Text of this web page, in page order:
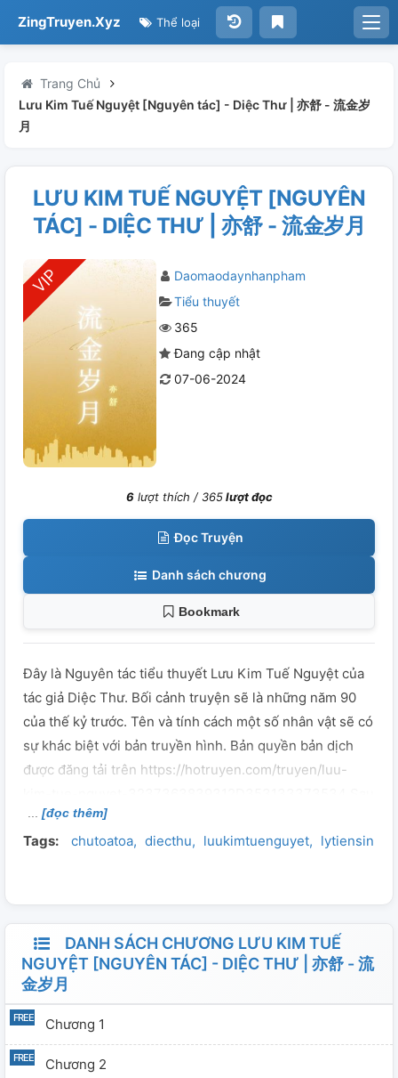
ZingTruyen.Xyz Thể loại
Trang Chủ
Lưu Kim Tuế Nguyệt [Nguyên tác] - Diệc Thư | 亦舒 - 流金岁
月
LƯU KIM TUẾ NGUYỆT [NGUYÊN
TÁC] - DIỆC THƯ | 亦舒 - 流金岁月
Daomaodaynhanpham
Tiểu thuyết
365
Đang cập nhật
07-06-2024
6lượt thích /365lượt đọc
Đọc Truyện
Danh sách chương
Bookmark
Đây là Nguyên tác tiểu thuyết Lưu Kim Tuế Nguyệt của
tác giả Diệc Thư. Bối cảnh truyện sẽ là những năm 90
của thế kỷ trước. Tên và tính cách một số nhân vật sẽ có
sự khác biệt với bản truyền hình. Bản quyền bản dịch
được đăng tải trên https://hotruyen.com/truyen/luu-
khi đọc thì quọ thấy cũng hơi khó hiểu nên dịch lại tổng
hợp trên nhiều nền tảng. Nếu khi đọc còn khó hiểu thì
[đọc thêm]
Tags: chutoatoa diecthu luukimtuenguyet lytiensinh
DANH SÁCH CHƯƠNG LƯU KIM TUẾ
NGUYỆT [NGUYÊN TÁC] - DIỆC THƯ | 亦舒 - 流
金岁月
Chương 1
Chương 2